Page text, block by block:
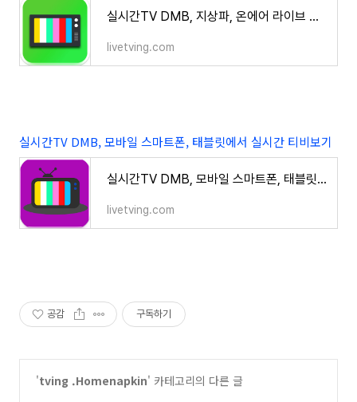
실시간TV DMB, 지상파, 온에어 라이브 방송 시청
livetving.com
실시간TV DMB, 모바일 스마트폰, 태블릿에서 실시간 티비보기
실시간TV DMB, 모바일 스마트폰, 태블릿에서 실시간 티비보기
livetving.com
공감 구독하기
'tving .Homenapkin' 카테고리의 다른 글